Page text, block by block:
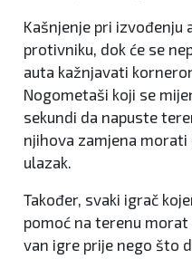
Kašnjenje pri izvođenju
protivniku, dok će se
auta kažnjavati
Nogometaši koji se
sekundi da napuste
njihova zamjena morati
ulazak.
Također, svaki igrač
pomoć na terenu
van igre prije nego što